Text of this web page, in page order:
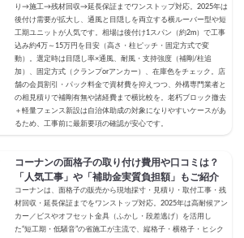
り→施工→残材回収→延長保証までワンストップ対応。2025年は
後付け需要が拡大し、通風と目隠しを両立する横ルーバー型や短
工期ユニットが人気です。相場は後付け1スパン（約2m）で工事
込み約4万～15万円を目安（高さ・柱ピッチ・固定方式で変
動）。選定時は目隠し率×通風、耐風・支持強度（補剛/柱追
加）、固定方式（クランプorアンカー）、在庫色をチェック。店
舗の会員割引・パック料金で資材費を抑えつつ、外構専門業者と
の相見積りで補剛有無や諸経費まで横比較を。老朽ブロック撤去
＋軽量フェンス新設は自治体助成の対象になりやすいケースがあ
るため、工事前に最新要項の確認が安心です。
コーナンの面格子の取り付け費用や口コミは？
「人気工事」や「補助金実質負担額」もご紹介
コーナンは、面格子の販売から現地採寸・見積り・取付工事・残
材回収・延長保証までをワンストップ対応。2025年は高耐候アン
カー／ビスやオフセット金具（ふかし・段差逃げ）を活用し
た“短工期・低騒音”の省施工が主流で、縦格子・横格子・ヒシク